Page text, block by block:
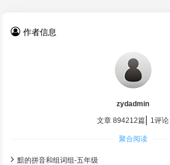
作者信息
zydadmin
文章 894212篇
1评论
聚合阅读
黯的拼音和组词组-五年级